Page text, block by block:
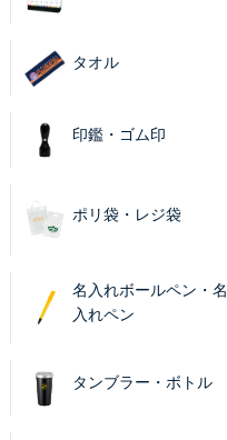
タオル
印鑑・ゴム印
ポリ袋・レジ袋
名入れボールペン・名
入れペン
タンブラー・ボトル